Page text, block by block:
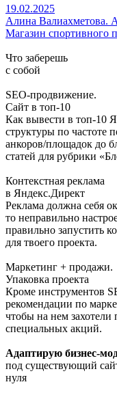
19.02.2025
Алина Валиахметова.
Магазин спортивного
Что заберешь
с собой
SEO-продвижение.
Сайт в топ-10
Как вывести в топ-10
структуры по частоте
анкоров/площадок до
статей для рубрики
Контекстная реклама
в Яндекс.Директ
Реклама должна себя
то неправильно
правильно запустить
для твоего проекта.
Маркетинг + продажи.
Упаковка проекта
Кроме инструментов
рекомендации по
чтобы на нем
специальных акций.
Адаптирую бизнес-
под существующий
нуля